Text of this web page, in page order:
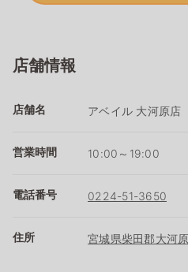
店舗情報
店舗名 アベイル 大河原店
営業時間 10:00～19:00
電話番号 0224-51-3650
住所 宮城県柴田郡大河